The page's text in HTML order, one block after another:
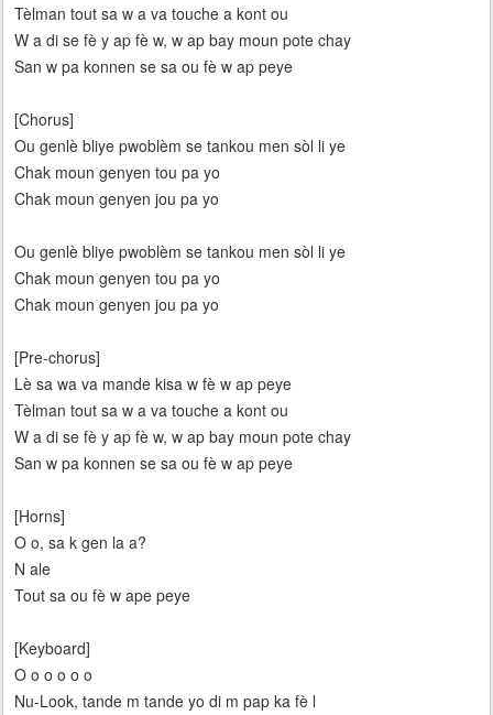
Tèlman tout sa w a va touche a kont ou
W a di se fè y ap fè w, w ap bay moun pote chay
San w pa konnen se sa ou fè w ap peye
[Chorus]
Ou genlè bliye pwoblèm se tankou men sòl li ye
Chak moun genyen tou pa yo
Chak moun genyen jou pa yo
Ou genlè bliye pwoblèm se tankou men sòl li ye
Chak moun genyen tou pa yo
Chak moun genyen jou pa yo
[Pre-chorus]
Lè sa wa va mande kisa w fè w ap peye
Tèlman tout sa w a va touche a kont ou
W a di se fè y ap fè w, w ap bay moun pote chay
San w pa konnen se sa ou fè w ap peye
[Horns]
O o, sa k gen la a?
N ale
Tout sa ou fè w ape peye
[Keyboard]
O o o o o o
Nu-Look, tande m tande yo di m pap ka fè l